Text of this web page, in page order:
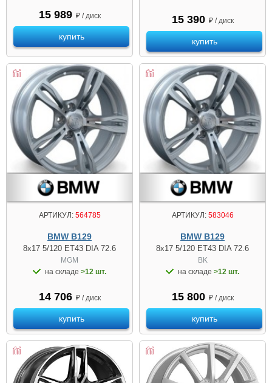
15 989 ₽ / диск
купить
15 390 ₽ / диск
купить
АРТИКУЛ:564785
BMW B129
8x17 5/120 ET43 DIA 72.6
MGM
на складе >12 шт.
14 706 ₽ / диск
купить
АРТИКУЛ:583046
BMW B129
8x17 5/120 ET43 DIA 72.6
BK
на складе >12 шт.
15 800 ₽ / диск
купить